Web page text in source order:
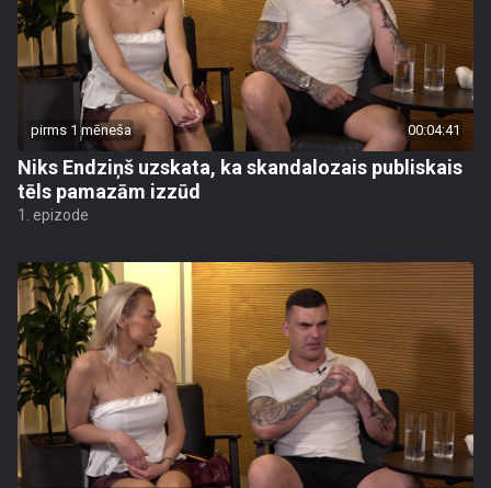
pirms 1 mēneša 00:04:41
Niks Endziņš uzskata, ka skandalozais publiskais
tēls pamazām izzūd
1. epizode